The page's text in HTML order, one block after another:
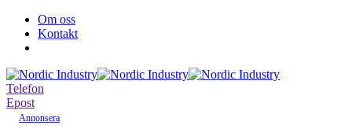
Om oss
Kontakt
Telefon
Epost
Annonsera